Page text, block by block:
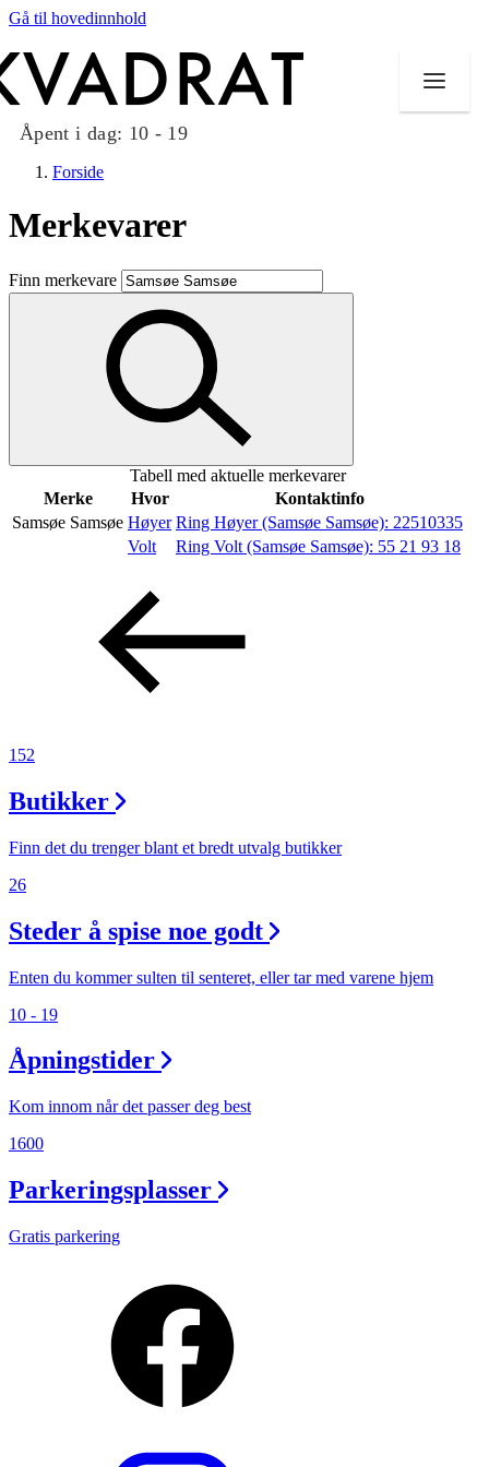
Gå til hovedinnhold
Åpent i dag: 10 - 19
Butikker
Mat og drikke
Taket på Kvadrat
Aktiviteter
Inspirasjon
Åpningstider
Ledige stillinger
Magasin
Forside
Merkevarer
Finn merkevare
Tabell med aktuelle merkevarer
Merke
Hvor
Kontaktinfo
Samsøe Samsøe Høyer Ring Høyer (Samsøe Samsøe): 22510335
Volt
Ring Volt (Samsøe Samsøe): 55 21 93 18
152
Butikker
Finn det du trenger blant et bredt utvalg butikker
26
Steder å spise noe godt
Enten du kommer sulten til senteret, eller tar med varene hjem
10 - 19
Åpningstider
Kom innom når det passer deg best
1600
Parkeringsplasser
Gratis parkering